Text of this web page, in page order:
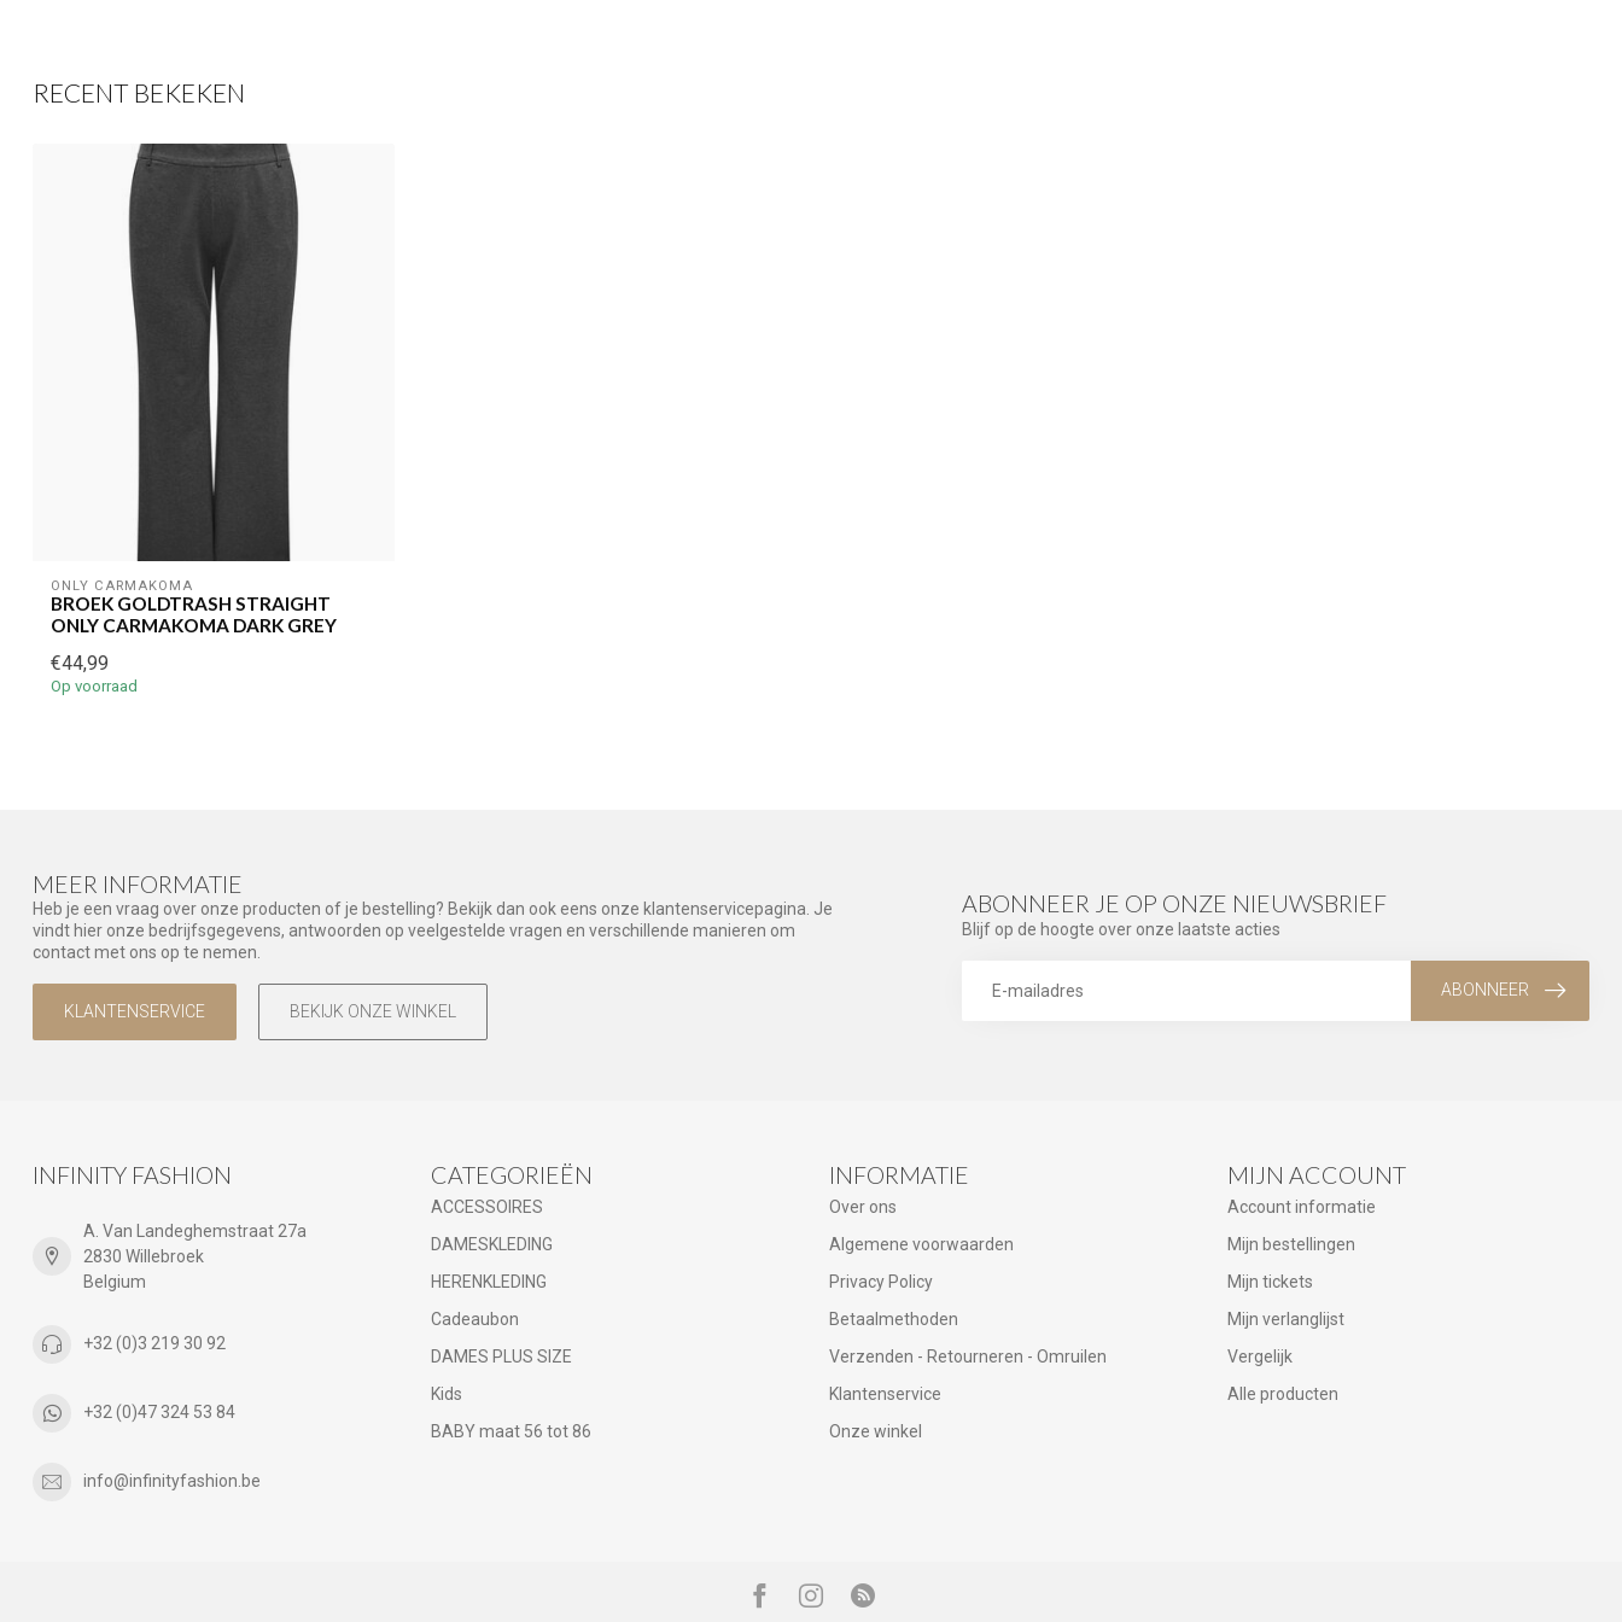
RECENT BEKEKEN
ONLY CARMAKOMA
BROEK GOLDTRASH STRAIGHT
ONLY CARMAKOMA DARK GREY
€44,99
Op voorraad
MEER INFORMATIE
Heb je een vraag over onze producten of je bestelling? Bekijk dan ook eens onze klantenservicepagina. Je
vindt hier onze bedrijfsgegevens, antwoorden op veelgestelde vragen en verschillende manieren om
contact met ons op te nemen.
KLANTENSERVICE BEKIJK ONZE WINKEL
ABONNEER JE OP ONZE NIEUWSBRIEF
Blijf op de hoogte over onze laatste acties
ABONNEER
INFINITY FASHION
A. Van Landeghemstraat 27a
2830 Willebroek
Belgium
+32 (0)3 219 30 92
+32 (0)47 324 53 84
info@infinityfashion.be
CATEGORIEËN
ACCESSOIRES
DAMESKLEDING
HERENKLEDING
Cadeaubon
DAMES PLUS SIZE
Kids
BABY maat 56 tot 86
INFORMATIE
Over ons
Algemene voorwaarden
Privacy Policy
Betaalmethoden
Verzenden - Retourneren - Omruilen
Klantenservice
Onze winkel
MIJN ACCOUNT
Account informatie
Mijn bestellingen
Mijn tickets
Mijn verlanglijst
Vergelijk
Alle producten